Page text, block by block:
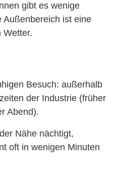
gibt es wenige
Außenbereich ist eine
Wetter.
Besuch: außerhalb
der Industrie (früher
Abend).
Nähe nächtigt,
oft in wenigen Minuten